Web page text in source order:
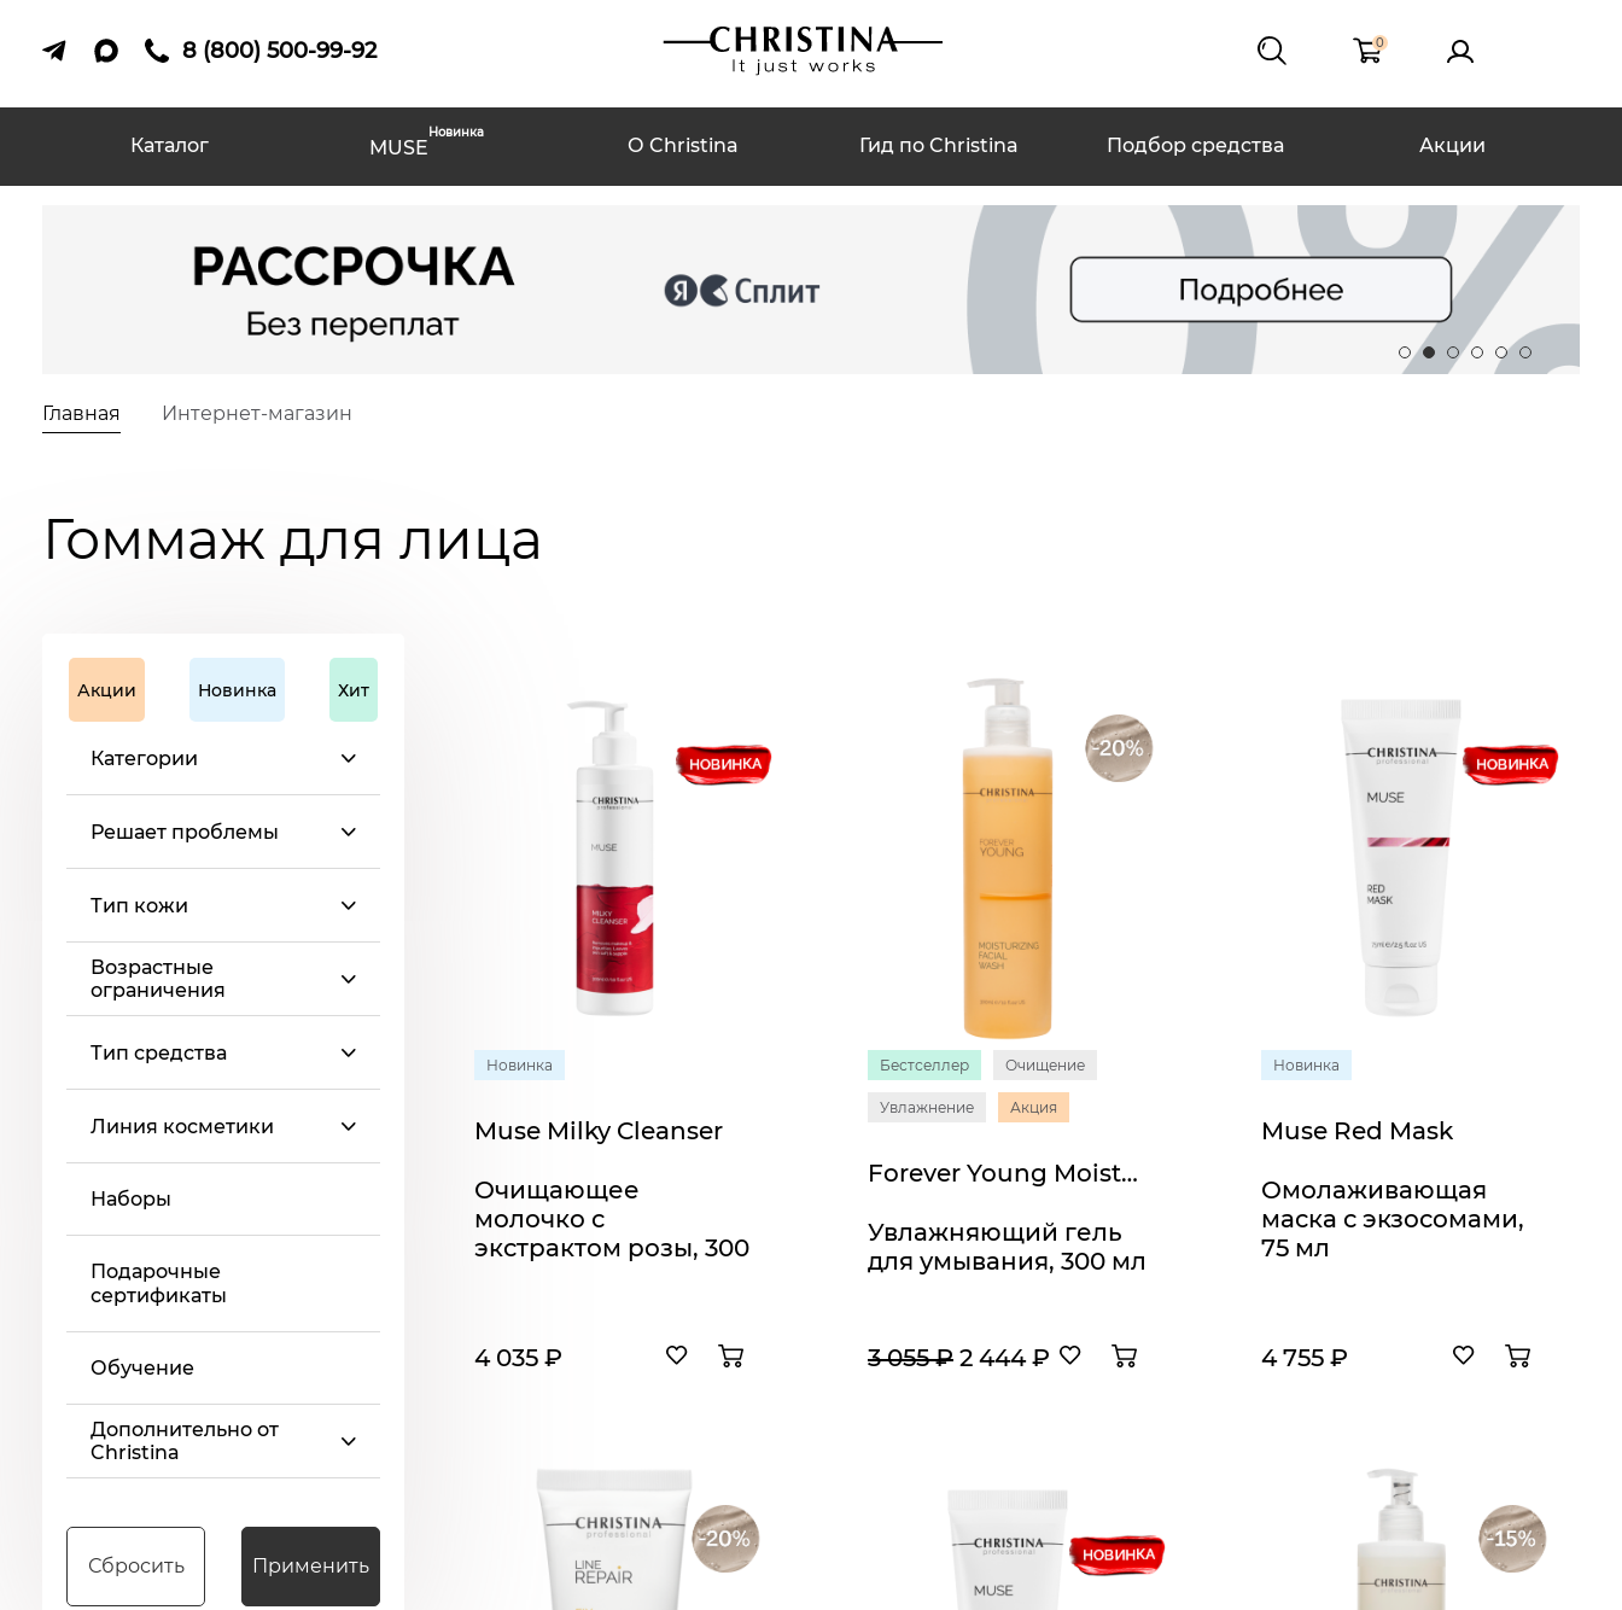
8 (800) 500-99-92 0
Каталог MUSE
Новинка
О Christina Гид по Christina Подбор средства Акции
Главная Интернет-магазин
Гоммаж для лица
Акции Новинка Хит
Категории
Решает проблемы
Тип кожи
Возрастные
ограничения
Тип средства
Линия косметики
Наборы
Подарочные
сертификаты
Обучение
Дополнительно от
Christina
Сбросить Применить
Новинка
Muse Milky Cleanser
Очищающее
молочко с
экстрактом розы, 300
4 035 ₽
Бестселлер Очищение
Увлажнение Акция
Forever Young Moisturizing Facial Wash
Увлажняющий гель
для умывания, 300 мл
3 055 ₽2 444 ₽
Новинка
Muse Red Mask
Омолаживающая
маска с экзосомами,
75 мл
4 755 ₽